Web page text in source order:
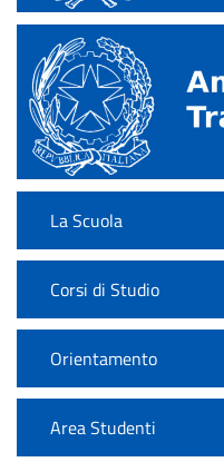
La Scuola
Corsi di Studio
Orientamento
Area Studenti